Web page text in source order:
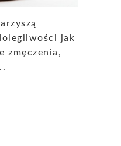
jak
zmęczenia,